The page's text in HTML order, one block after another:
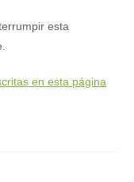
esta
en esta página